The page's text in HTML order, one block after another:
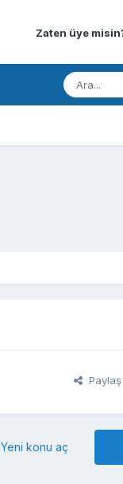
Zaten üye
Paylaş
Yeni konu aç